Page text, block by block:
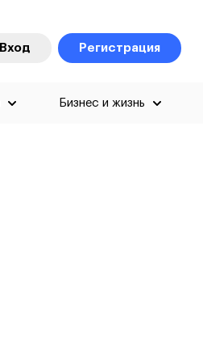
Вход Регистрация
Бизнес и жизнь